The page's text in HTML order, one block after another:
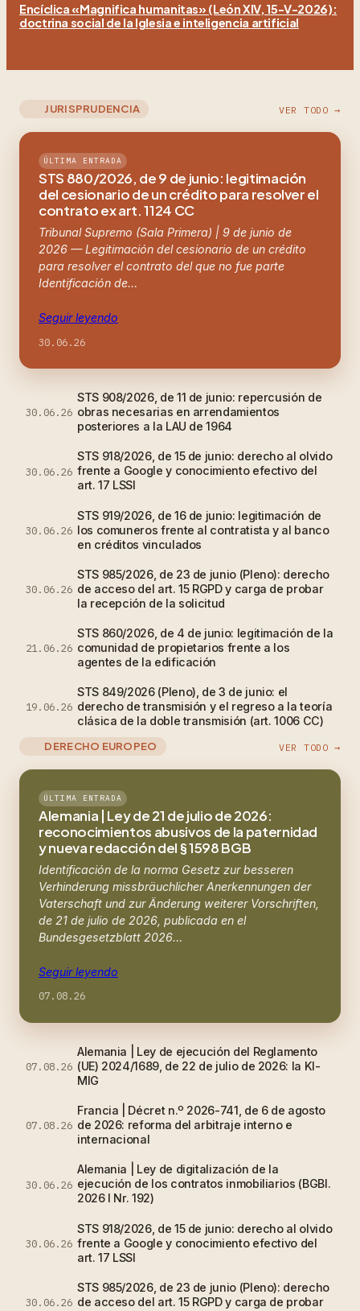
Encíclica «Magnifica humanitas» (León XIV, 15-V-2026):
doctrina social de la Iglesia e inteligencia artificial
JURISPRUDENCIA VER TODO →
ÚLTIMA ENTRADA
STS 880/2026, de 9 de junio: legitimación
del cesionario de un crédito para resolver el
contrato ex art. 1124 CC
Tribunal Supremo (Sala Primera) | 9 de junio de
2026 — Legitimación del cesionario de un crédito
para resolver el contrato del que no fue parte
Identificación de…
Seguir leyendo
30.06.26
30.06.26
STS 908/2026, de 11 de junio: repercusión de
obras necesarias en arrendamientos
posteriores a la LAU de 1964
30.06.26
STS 918/2026, de 15 de junio: derecho al olvido
frente a Google y conocimiento efectivo del
art. 17 LSSI
30.06.26
STS 919/2026, de 16 de junio: legitimación de
los comuneros frente al contratista y al banco
en créditos vinculados
30.06.26
STS 985/2026, de 23 de junio (Pleno): derecho
de acceso del art. 15 RGPD y carga de probar
la recepción de la solicitud
21.06.26
STS 860/2026, de 4 de junio: legitimación de la
comunidad de propietarios frente a los
agentes de la edificación
19.06.26
STS 849/2026 (Pleno), de 3 de junio: el
derecho de transmisión y el regreso a la teoría
clásica de la doble transmisión (art. 1006 CC)
DERECHO EUROPEO
VER TODO →
ÚLTIMA ENTRADA
Alemania | Ley de 21 de julio de 2026:
reconocimientos abusivos de la paternidad
y nueva redacción del § 1598 BGB
Identificación de la norma Gesetz zur besseren
Verhinderung missbräuchlicher Anerkennungen der
Vaterschaft und zur Änderung weiterer Vorschriften,
de 21 de julio de 2026, publicada en el
Bundesgesetzblatt 2026…
Seguir leyendo
07.08.26
07.08.26
Alemania | Ley de ejecución del Reglamento
(UE) 2024/1689, de 22 de julio de 2026: la KI-
MIG
07.08.26
Francia | Décret n.º 2026-741, de 6 de agosto
de 2026: reforma del arbitraje interno e
internacional
30.06.26
Alemania | Ley de digitalización de la
ejecución de los contratos inmobiliarios (BGBl.
2026 I Nr. 192)
30.06.26
STS 918/2026, de 15 de junio: derecho al olvido
frente a Google y conocimiento efectivo del
art. 17 LSSI
30.06.26
STS 985/2026, de 23 de junio (Pleno): derecho
de acceso del art. 15 RGPD y carga de probar